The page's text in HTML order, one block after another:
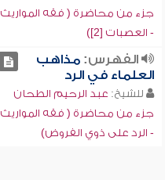
جزء من محاضرة ( فقه المواريث
- العصبات [2])
الفهرس:مذاهب
العلماء في الرد
للشيخ: عبد الرحيم الطحان
جزء من محاضرة ( فقه المواريث
- الرد على ذوي الفروض)